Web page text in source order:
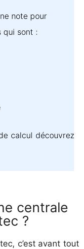
note pour
qui sont :
calcul découvrez
centrale
?
c’est avant tout